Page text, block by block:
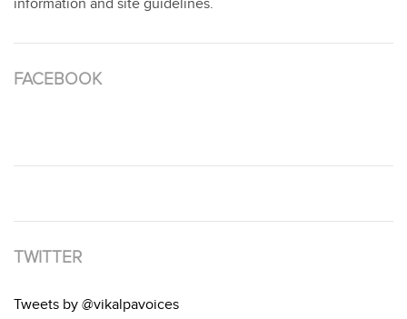
information and site guidelines.
FACEBOOK
TWITTER
Tweets by @vikalpavoices